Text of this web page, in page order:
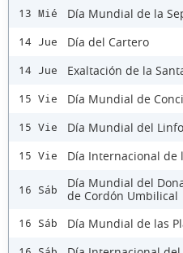
13 Mié Día Mundial de la
14 Jue Día del Cartero
14 Jue Exaltación de la
15 Vie Día Mundial de
15 Vie Día Mundial del
15 Vie Día Internacional de
16 Sáb
Día Mundial del
de Cordón Umbilical
16 Sáb Día Mundial de las